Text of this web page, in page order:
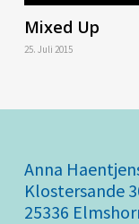
Mixed Up
25. Juli 2015
Anna
Klostersande
25336